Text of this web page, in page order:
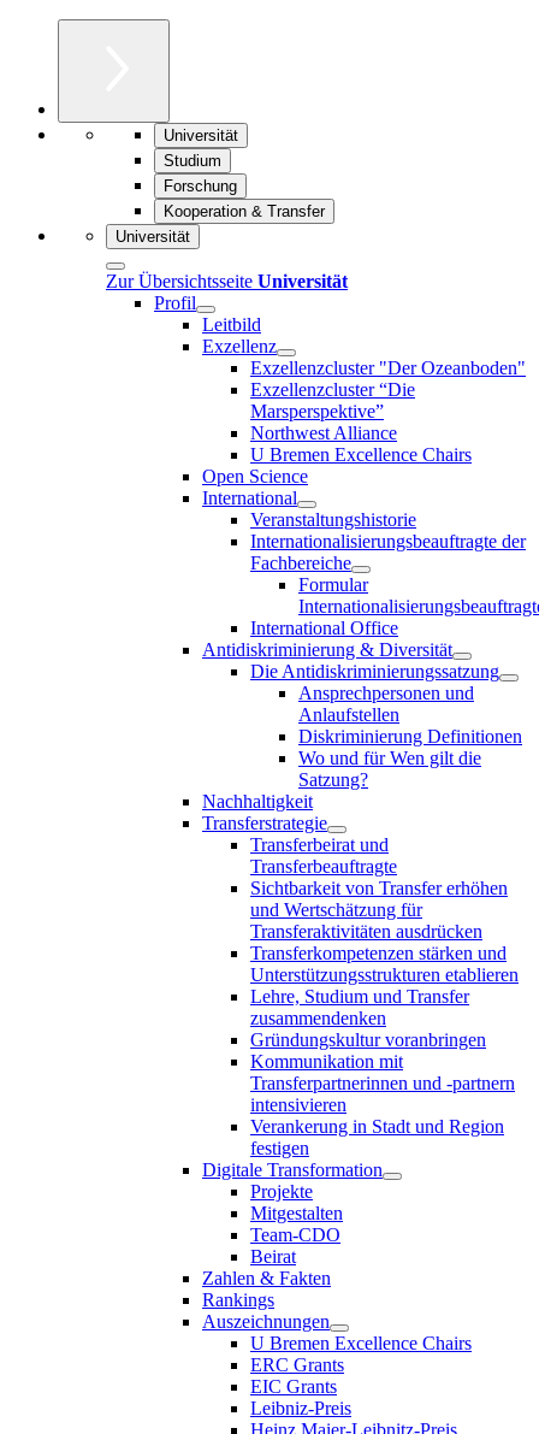
Universität
Studium
Forschung
Kooperation & Transfer
Universität
Zur Übersichtsseite Universität
Profil
Leitbild
Exzellenz
Exzellenzcluster "Der Ozeanboden"
Exzellenzcluster “Die
Marsperspektive”
Northwest Alliance
U Bremen Excellence Chairs
Open Science
International
Veranstaltungshistorie
Internationalisierungsbeauftragte der
Fachbereiche
Formular
International Office
Antidiskriminierung & Diversität
Die Antidiskriminierungssatzung
Ansprechpersonen und
Anlaufstellen
Diskriminierung Definitionen
Wo und für Wen gilt die
Satzung?
Nachhaltigkeit
Transferstrategie
Transferbeirat und
Transferbeauftragte
Sichtbarkeit von Transfer erhöhen
und Wertschätzung für
Transferaktivitäten ausdrücken
Transferkompetenzen stärken und
Unterstützungsstrukturen etablieren
Lehre, Studium und Transfer
zusammendenken
Gründungskultur voranbringen
Kommunikation mit
Transferpartnerinnen und -partnern
intensivieren
Verankerung in Stadt und Region
festigen
Digitale Transformation
Projekte
Mitgestalten
Team-CDO
Beirat
Zahlen & Fakten
Rankings
Auszeichnungen
U Bremen Excellence Chairs
ERC Grants
EIC Grants
Leibniz-Preis
Heinz Maier-Leibnitz-Preis